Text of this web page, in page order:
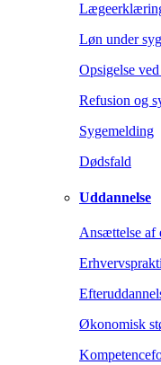
Løn under
Opsigelse
Refusion og
Sygemelding
Dødsfald
Uddannelse
Ansættelse af
Økonomisk